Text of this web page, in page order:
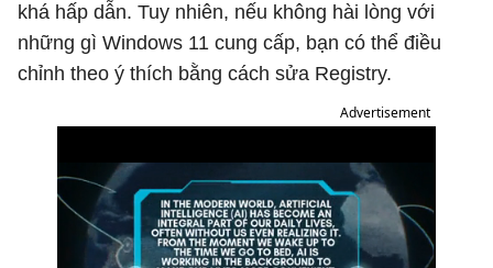
khá hấp dẫn. Tuy nhiên, nếu không hài lòng với
những gì Windows 11 cung cấp, bạn có thể điều
chỉnh theo ý thích bằng cách sửa Registry.
Advertisement